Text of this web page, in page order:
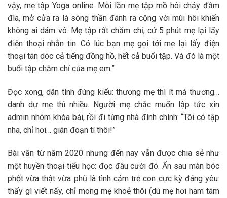
vậy, mẹ tập Yoga online. Mỗi lần mẹ tập mồ hôi chảy đầm
đìa, mở cửa ra là sóng thần đánh ra cộng với mùi hôi khiến
không ai dám vô. Mẹ tập rất chăm chỉ, cứ 5 phút mẹ lại lấy
điện thoại nhắn tin. Có lúc bạn mẹ gọi tới mẹ lại lấy điện
thoại tán dóc cả tiếng đồng hồ, hết cả buổi tập. Và đó là một
buổi tập chăm chỉ của mẹ em.”
Đọc xong, dân tình đúng kiểu: thương mẹ thì ít mà thương…
danh dự mẹ thì nhiều. Người mẹ chắc muốn lập tức xin
admin nhóm khóa bài, rồi đi từng nhà đính chính: “Tôi có tập
nha, chỉ hơi… gián đoạn tí thôi!”
Bài văn từ năm 2020 nhưng đến nay vẫn được chia sẻ như
một huyền thoại tiểu học: đọc đâu cười đó. Ẩn sau màn bóc
phốt vừa thật vừa phũ là tình cảm trẻ con cực kỳ đáng yêu:
thấy gì viết nấy, chỉ mong mẹ khoẻ thôi (dù mẹ hơi ham tám